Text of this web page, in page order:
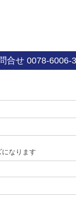
合せ 0078-6006-
なります